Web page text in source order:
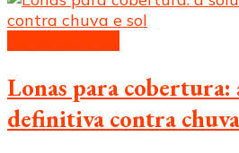
Lonas para cobertura:
definitiva contra